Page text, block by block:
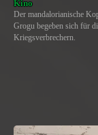
Kino
Der mandalorianische
Grogu begeben sich für
Kriegsverbrechern.